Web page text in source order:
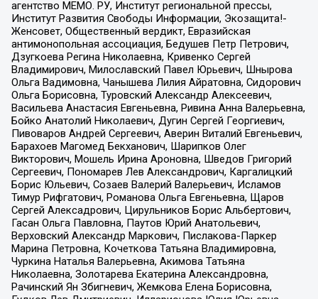
агентство МЕМО. РУ, Институт региональной прессы,
Институт Развития Свободы Информации, Экозащита!-
Женсовет, Общественный вердикт, Евразийская
антимонопольная ассоциация, Бедушев Петр Петрович,
Дзугкоева Регина Николаевна, Кривенко Сергей
Владимирович, Милославский Павел Юрьевич, Шнырова
Ольга Вадимовна, Чанышева Лилия Айратовна, Сидорович
Ольга Борисовна, Туровский Александр Алексеевич,
Васильева Анастасия Евгеньевна, Ривина Анна Валерьевна,
Бойко Анатолий Николаевич, Дугин Сергей Георгиевич,
Пивоваров Андрей Сергеевич, Аверин Виталий Евгеньевич,
Барахоев Магомед Бекханович, Шарипков Олег
Викторович, Мошель Ирина Ароновна, Шведов Григорий
Сергеевич, Пономарев Лев Александрович, Каргалицкий
Борис Юльевич, Созаев Валерий Валерьевич, Исламов
Тимур Рифгатович, Романова Ольга Евгеньевна, Щаров
Сергей Алексадрович, Цирульников Борис Альбертович,
Гасан Ольга Павловна, Паутов Юрий Анатольевич,
Верховский Александр Маркович, Пислакова-Паркер
Марина Петровна, Кочеткова Татьяна Владимировна,
Чуркина Наталья Валерьевна, Акимова Татьяна
Николаевна, Золотарева Екатерина Александровна,
Рачинский Ян Збигневич, Жемкова Елена Борисовна,